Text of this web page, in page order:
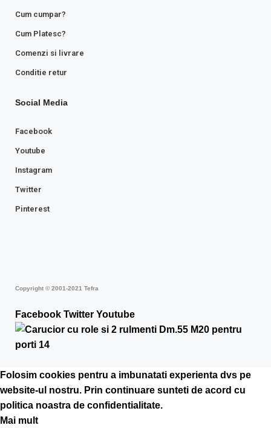
Cum cumpar?
Cum Platesc?
Comenzi si livrare
Conditie retur
Social Media
Facebook
Youtube
Instagram
Twitter
Pinterest
Copyright © 2001-2021 Tefra
Facebook Twitter Youtube
Folosim cookies pentru a imbunatati experienta dvs pe
website-ul nostru. Prin continuare sunteti de acord cu
politica noastra de confidentialitate.
Mai mult